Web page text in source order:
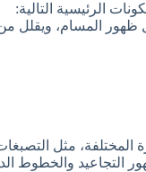
الرئيسية التالية:
المسام، ويقلل من
مثل التصبغات
التجاعيد والخطوط